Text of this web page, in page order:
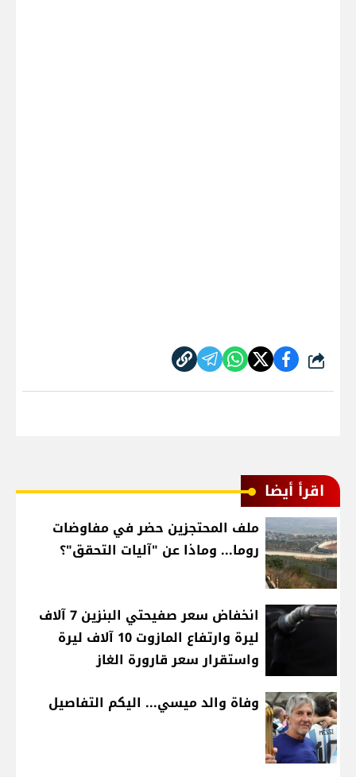
شارك
اقرأ أيضا
ملف المحتجزين حضر في مفاوضات
روما... وماذا عن "آليات التحقق"؟
انخفاض سعر صفيحتي البنزين 7 آلاف
ليرة وارتفاع المازوت 10 آلاف ليرة
واستقرار سعر قارورة الغاز
وفاة والد ميسي... اليكم التفاصيل